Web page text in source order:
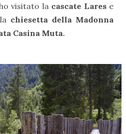
visitato la cascate Larese
chiesetta della Madonna
Casina Muta.